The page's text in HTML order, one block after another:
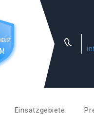
Einsatzgebiete